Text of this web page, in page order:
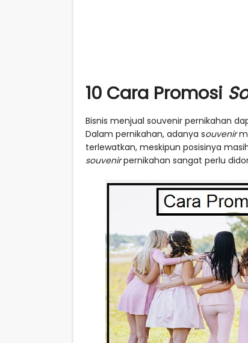
10 Cara Promosi
Bisnis menjual souvenir pernikahan
Dalam pernikahan, adanya souvenir
terlewatkan, meskipun posisinya
souvenirpernikahan sangat perlu